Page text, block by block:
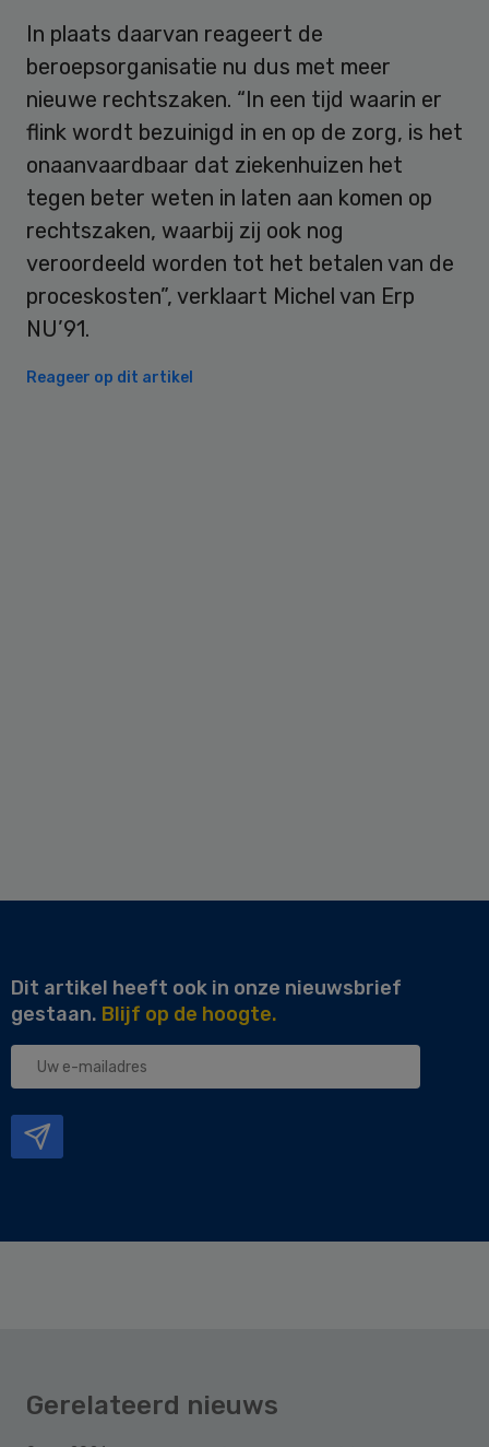
In plaats daarvan reageert de
beroepsorganisatie nu dus met meer
nieuwe rechtszaken. “In een tijd waarin er
flink wordt bezuinigd in en op de zorg, is het
onaanvaardbaar dat ziekenhuizen het
tegen beter weten in laten aan komen op
rechtszaken, waarbij zij ook nog
veroordeeld worden tot het betalen van de
proceskosten”, verklaart Michel van Erp
NU’91.
Reageer op dit artikel
Dit artikel heeft ook in onze nieuwsbrief
gestaan. Blijf op de hoogte.
Uw
Gerelateerd nieuws